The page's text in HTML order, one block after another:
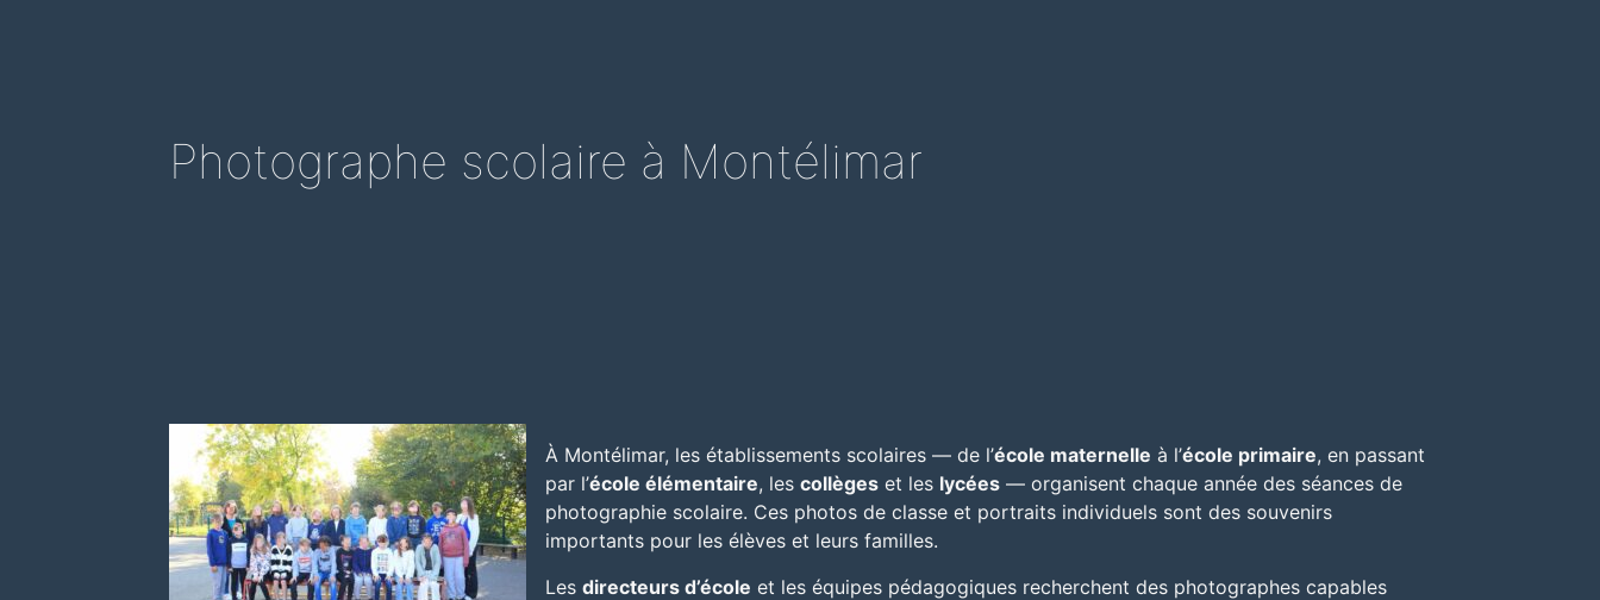
Photographe scolaire à Montélimar
À Montélimar, les établissements scolaires — de l’école maternelle à l’école primaire, en passant
par l’école élémentaire, les collèges et les lycées — organisent chaque année des séances de
photographie scolaire. Ces photos de classe et portraits individuels sont des souvenirs
importants pour les élèves et leurs familles.
Les directeurs d’école et les équipes pédagogiques recherchent des photographes capables